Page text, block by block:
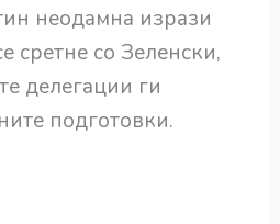
неодамна изрази
сретне со Зеленски,
делегации ги
подготовки.